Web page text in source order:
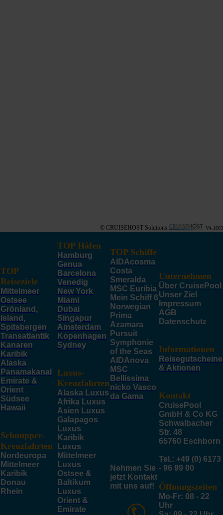
© CRUISEHOST Solutions V4.1663
TOP
Reiseziele
Mittelmeer
Ostsee
Grönland,
Island,
Spitsbergen
Transatlantik
Kanaren
Karibik
Alaska
Panamakanal
Emirate &
Orient
Südsee
Hawaii
Schnupper-
Kreuzfahrten
Nordeuropa
Mittelmeer
Karibik
Donau
Rhein
TOP Häfen
Hamburg
Genua
Barcelona
Venedig
New York
Miami
Dubai
Singapur
Amsterdam
Kopenhagen
Sydney
Luxus-
Kreuzfahrten
Alaska Luxus
Afrika Luxus
Asien Luxus
Galapagos
Luxus
Karibik
Luxus
Mittelmeer
Luxus
Ostsee &
Baltikum
Luxus
Orient &
Emirate
TOP Schiffe
AIDAcosma
Costa
Smeralda
MSC Euribia
Mein Schiff 6
Norwegian
Prima
Azamara
Pursuit
Symphonie
of the Seas
AIDAnova
MSC
Bellissima
nicko Vasco
da Gama
Nehmen Sie
jetzt Kontakt
mit uns auf!
Unternehmen
Über CruisePool
Unser Ziel
Impressum
AGB
Datenschutz
Informationen
Reisegutscheine
& Aktionen
Kontakt
CruisePool
GmbH & Co KG
Schwalbacher
Str. 48
65760 Eschborn
Tel.: +49 (0) 6173
- 96 99 00
Öffnungszeiten
Mo-Fr: 08 - 22
Uhr